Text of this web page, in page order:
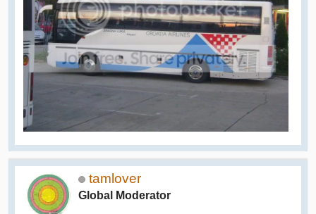
tamlover
Global Moderator